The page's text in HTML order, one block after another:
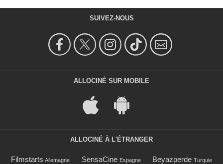
SUIVEZ-NOUS
ALLOCINÉ SUR MOBILE
ALLOCINÉ À L'ÉTRANGER
Filmstarts Allemagne SensaCine Espagne Beyazperde Turquie